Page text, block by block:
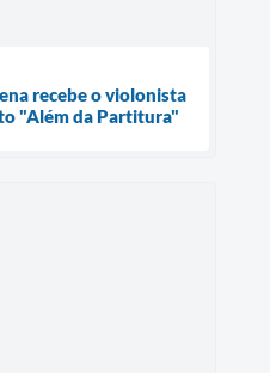
recebe o violonista
"Além da Partitura"